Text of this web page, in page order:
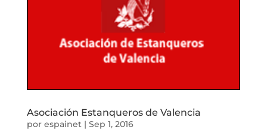
Asociación Estanqueros de Valencia
por espainet| Sep 1, 2016